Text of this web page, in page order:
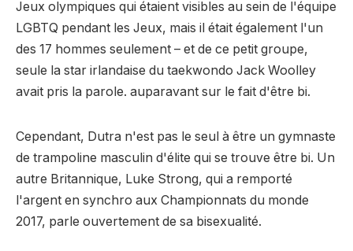
Jeux olympiques qui étaient visibles au sein de l'équipe
LGBTQ pendant les Jeux, mais il était également l'un
des 17 hommes seulement – ​​et de ce petit groupe,
seule la star irlandaise du taekwondo Jack Woolley
avait pris la parole. auparavant sur le fait d'être bi.
Cependant, Dutra n'est pas le seul à être un gymnaste
de trampoline masculin d'élite qui se trouve être bi. Un
autre Britannique, Luke Strong, qui a remporté
l'argent en synchro aux Championnats du monde
2017, parle ouvertement de sa bisexualité.